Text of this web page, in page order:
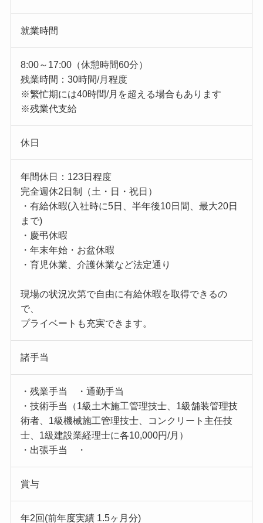
就業時間
8:00～17:00（休憩時間60分）
残業時間：30時間/月程度
※繁忙期には40時間/月を超える場合もあります
※残業代支給
休日
年間休日：123日程度
完全週休2日制（土・日・祝日）
・有給休暇(入社時に5日、半年後10日間、最大20日
まで)
・慶弔休暇
・年末年始・お盆休暇
・育児休業、介護休業など法定通り
現場の状況次第で自由に有給休暇を取得できるの
で、
プライベートも充実できます。
諸手当
・残業手当 ・通勤手当
・技術手当（1級土木施工管理技士、1級舗装管理技
術者、1級機械施工管理技士、コンクリート主任技
士、1級建設業経理士に各10,000円/月）
・出張手当 ・
賞与
年2回(前年度実績 1.5ヶ月分)